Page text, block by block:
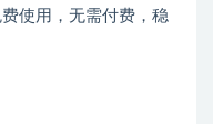
使用，无需付费，稳